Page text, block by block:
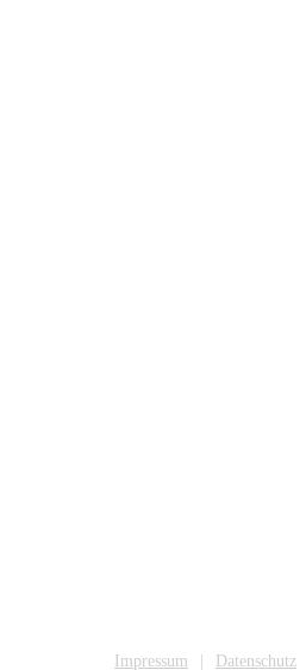
Impressum Datenschutz